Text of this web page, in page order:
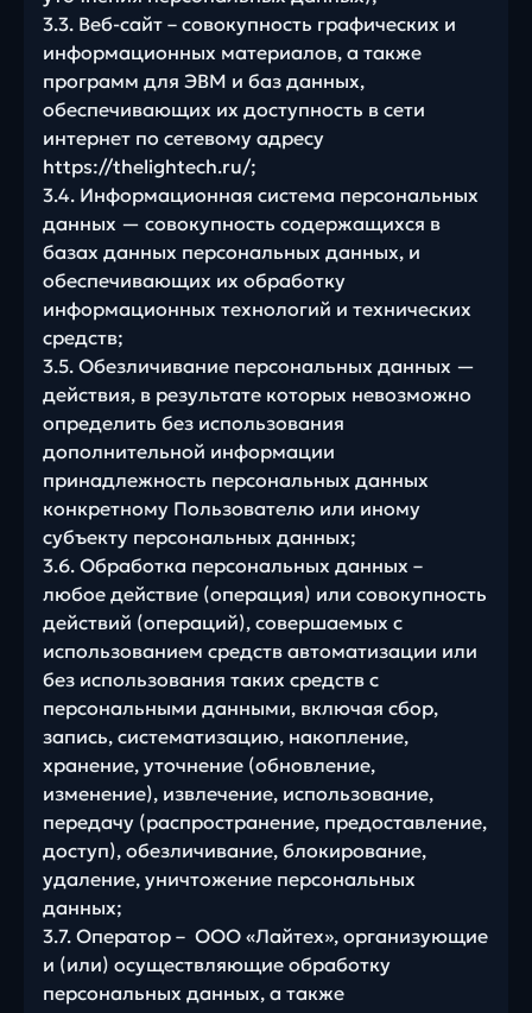
3.3. Веб-сайт – совокупность графических и
информационных материалов, а также
программ для ЭВМ и баз данных,
обеспечивающих их доступность в сети
интернет по сетевому адресу
https://thelightech.ru/;
3.4. Информационная система персональных
данных — совокупность содержащихся в
базах данных персональных данных, и
обеспечивающих их обработку
информационных технологий и технических
средств;
3.5. Обезличивание персональных данных —
действия, в результате которых невозможно
определить без использования
дополнительной информации
принадлежность персональных данных
конкретному Пользователю или иному
субъекту персональных данных;
3.6. Обработка персональных данных –
любое действие (операция) или совокупность
действий (операций), совершаемых с
использованием средств автоматизации или
без использования таких средств с
персональными данными, включая сбор,
запись, систематизацию, накопление,
хранение, уточнение (обновление,
изменение), извлечение, использование,
передачу (распространение, предоставление,
доступ), обезличивание, блокирование,
удаление, уничтожение персональных
данных;
3.7. Оператор – ООО «Лайтех», организующие
и (или) осуществляющие обработку
персональных данных, а также